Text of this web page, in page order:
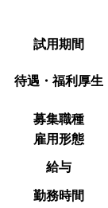
試用期間
待遇・福利厚生
募集職種
雇用形態
給与
勤務時間